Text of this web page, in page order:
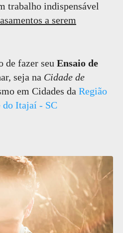
trabalho indispensável
a serem
de fazer seu Ensaio de
seja na Cidade de
em Cidades da Região
do Itajaí - SC